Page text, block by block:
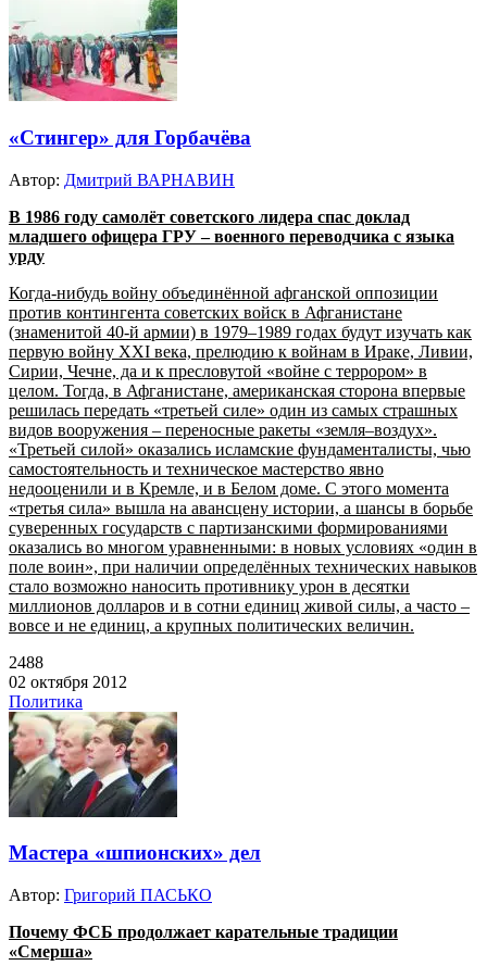
«Стингер» для Горбачёва
Автор: Дмитрий ВАРНАВИН
В 1986 году самолёт советского лидера спас доклад
младшего офицера ГРУ – военного переводчика с языка
урду
Когда-нибудь войну объединённой афганской оппозиции
против контингента советских войск в Афганистане
(знаменитой 40-й армии) в 1979–1989 годах будут изучать как
первую войну XXI века, прелюдию к войнам в Ираке, Ливии,
Сирии, Чечне, да и к пресловутой «войне с террором» в
целом. Тогда, в Афганистане, американская сторона впервые
решилась передать «третьей силе» один из самых страшных
видов вооружения – переносные ракеты «земля–воздух».
«Третьей силой» оказались исламские фундаменталисты, чью
самостоятельность и техническое мастерство явно
недооценили и в Кремле, и в Белом доме. С этого момента
«третья сила» вышла на авансцену истории, а шансы в борьбе
суверенных государств с партизанскими формированиями
оказались во многом уравненными: в новых условиях «один в
поле воин», при наличии определённых технических навыков
стало возможно наносить противнику урон в десятки
миллионов долларов и в сотни единиц живой силы, а часто –
вовсе и не единиц, а крупных политических величин.
2488
02 октября 2012
Политика
Мастера «шпионских» дел
Автор: Григорий ПАСЬКО
Почему ФСБ продолжает карательные традиции
«Смерша»